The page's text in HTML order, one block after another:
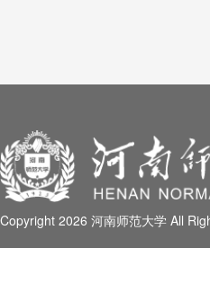
Copyright 2026 河南师范大学 All